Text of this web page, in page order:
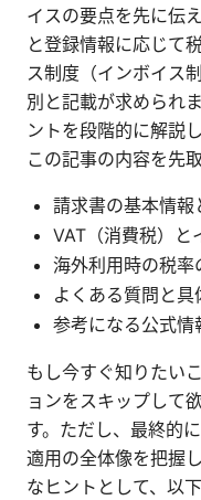
イスの要点を先に伝
と登録情報に応じて
ス制度（インボイス
別と記載が求められ
ントを段階的に解説し
この記事の内容を先
請求書の基本情報
VAT（消費税）と
海外利用時の税率
よくある質問と
参考になる公式情
もし今すぐ知りたい
ョンをスキップして
す。ただし、最終的
適用の全体像を把握
なヒントとして、以